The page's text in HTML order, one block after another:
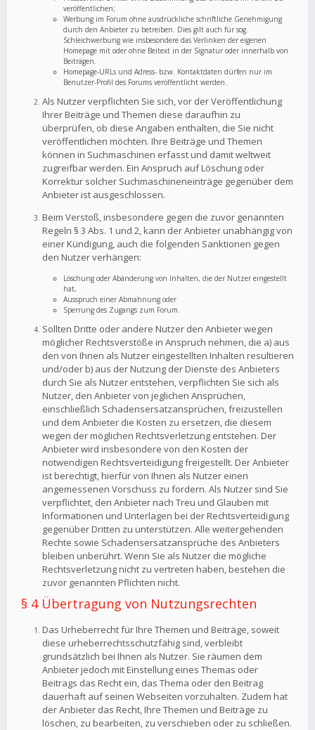
veröffentlichen;
Werbung im Forum ohne ausdrückliche schriftliche Genehmigung
durch den Anbieter zu betreiben. Dies gilt auch für sog.
Schleichwerbung wie insbesondere das Verlinken der eigenen
Homepage mit oder ohne Beitext in der Signatur oder innerhalb von
Beiträgen.
Homepage-URLs und Adress- bzw. Kontaktdaten dürfen nur im
Benutzer-Profil des Forums veröffentlicht werden.
Als Nutzer verpflichten Sie sich, vor der Veröffentlichung
Ihrer Beiträge und Themen diese daraufhin zu
überprüfen, ob diese Angaben enthalten, die Sie nicht
veröffentlichen möchten. Ihre Beiträge und Themen
können in Suchmaschinen erfasst und damit weltweit
zugreifbar werden. Ein Anspruch auf Löschung oder
Korrektur solcher Suchmaschineneinträge gegenüber dem
Anbieter ist ausgeschlossen.
Beim Verstoß, insbesondere gegen die zuvor genannten
Regeln § 3 Abs. 1 und 2, kann der Anbieter unabhängig von
einer Kündigung, auch die folgenden Sanktionen gegen
den Nutzer verhängen:
Löschung oder Abänderung von Inhalten, die der Nutzer eingestellt
hat,
Ausspruch einer Abmahnung oder
Sperrung des Zugangs zum Forum.
Sollten Dritte oder andere Nutzer den Anbieter wegen
möglicher Rechtsverstöße in Anspruch nehmen, die a) aus
den von Ihnen als Nutzer eingestellten Inhalten resultieren
und/oder b) aus der Nutzung der Dienste des Anbieters
durch Sie als Nutzer entstehen, verpflichten Sie sich als
Nutzer, den Anbieter von jeglichen Ansprüchen,
einschließlich Schadensersatzansprüchen, freizustellen
und dem Anbieter die Kosten zu ersetzen, die diesem
wegen der möglichen Rechtsverletzung entstehen. Der
Anbieter wird insbesondere von den Kosten der
notwendigen Rechtsverteidigung freigestellt. Der Anbieter
ist berechtigt, hierfür von Ihnen als Nutzer einen
angemessenen Vorschuss zu fordern. Als Nutzer sind Sie
verpflichtet, den Anbieter nach Treu und Glauben mit
Informationen und Unterlagen bei der Rechtsverteidigung
gegenüber Dritten zu unterstützen. Alle weitergehenden
Rechte sowie Schadensersatzansprüche des Anbieters
bleiben unberührt. Wenn Sie als Nutzer die mögliche
Rechtsverletzung nicht zu vertreten haben, bestehen die
zuvor genannten Pflichten nicht.
§ 4 Übertragung von Nutzungsrechten
Das Urheberrecht für Ihre Themen und Beiträge, soweit
diese urheberrechtsschutzfähig sind, verbleibt
grundsätzlich bei Ihnen als Nutzer. Sie räumen dem
Anbieter jedoch mit Einstellung eines Themas oder
Beitrags das Recht ein, das Thema oder den Beitrag
dauerhaft auf seinen Webseiten vorzuhalten. Zudem hat
der Anbieter das Recht, Ihre Themen und Beiträge zu
löschen, zu bearbeiten, zu verschieben oder zu schließen.